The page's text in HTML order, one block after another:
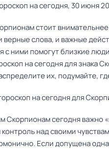
на сегодня, 30 июня
стоит
верные слова, и важные
с ними помогут близкие
на сегодня для знака
их, подумайте,
на сегодня для
Скорпионам сегодня важно
над своими
Если допущена